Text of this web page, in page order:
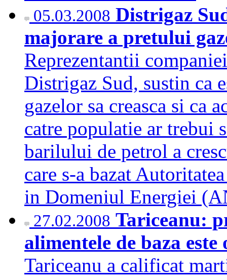
05.03.2008 Distrigaz
majorare a pretului
Reprezentantii
Distrigaz Sud, sustin ca
gazelor sa creasca si ca
catre populatie ar trebui
barilului de petrol a
care s-a bazat
in Domeniul Energiei
27.02.2008 Tariceanu:
alimentele de baza
Tariceanu a calificat